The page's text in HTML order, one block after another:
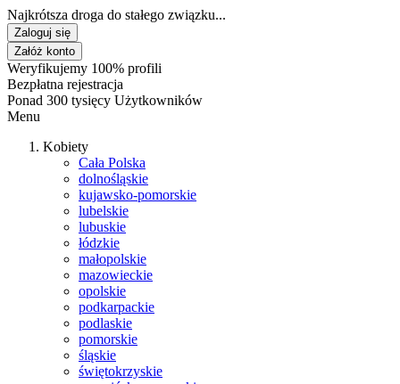
Najkrótsza droga do stałego związku...
Zaloguj się
Załóż konto
Weryfikujemy 100% profili
Bezpłatna rejestracja
Ponad 300 tysięcy Użytkowników
Menu
Kobiety
Cała Polska
dolnośląskie
kujawsko-pomorskie
lubelskie
lubuskie
łódzkie
małopolskie
mazowieckie
opolskie
podkarpackie
podlaskie
pomorskie
śląskie
świętokrzyskie